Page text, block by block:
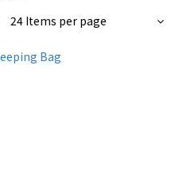
24 Items per page